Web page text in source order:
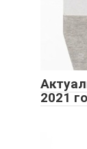
2021